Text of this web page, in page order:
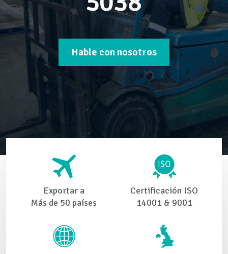
Hable con nosotros
Exportar a
Más de 50 países
Certificación ISO
14001 & 9001